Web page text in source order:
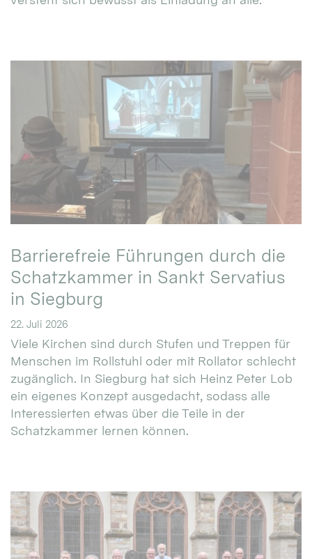
Barrierefreie Führungen durch die
Schatzkammer in Sankt Servatius
in Siegburg
22. Juli 2026
Viele Kirchen sind durch Stufen und Treppen für
Menschen im Rollstuhl oder mit Rollator schlecht
zugänglich. In Siegburg hat sich Heinz Peter Lob
ein eigenes Konzept ausgedacht, sodass alle
Interessierten etwas über die Teile in der
Schatzkammer lernen können.